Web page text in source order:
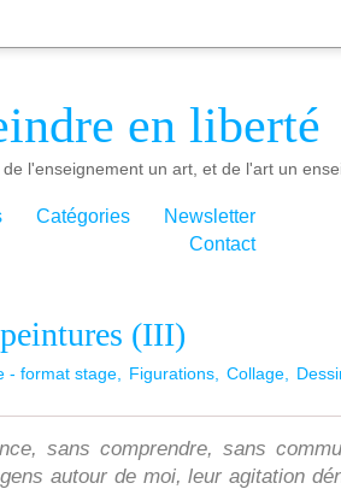
en liberté
de l'enseignement un art, et de l'art un
Catégories
Newsletter
Contact
(III)
- format stage Figurations Collage
sans comprendre, sans
autour de moi, leur agitation